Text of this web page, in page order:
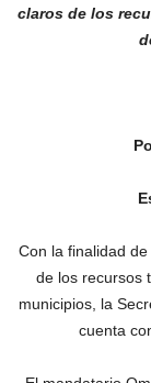
claros de los
Con la finalidad
de los recursos
municipios, la
cuenta